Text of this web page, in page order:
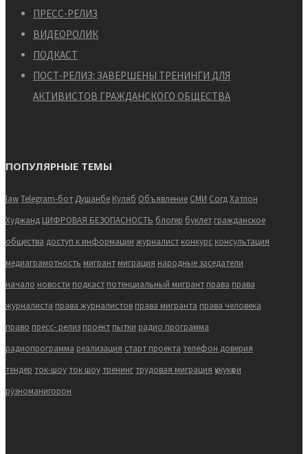
ПРЕСС-РЕЛИЗ
ВИДЕОРОЛИК
ПОДКАСТ
ПОСТ-РЕЛИЗ: ЗАВЕРШЕНЫ ТРЕНИНГИ ДЛЯ
АКТИВИСТОВ ГРАЖДАНСКОГО ОБЩЕСТВА
ПОПУЛЯРНЫЕ ТЕМЫ
lawTelegram-бот Душанбе Куляб Объявление СМИ СогдХатлон
Худжанд ЦИФРОВАЯ БЕЗОПАСНОСТЬ блогер буклет гражданское
общества доступ к информации журналист конкурс консультация
медиаграмотность мигрант миграция народные заседатели
начало новости подкаст потенциальный мигрант права права
журналиста права журналистов права мигранта права человека
право пресс- релиз проект пытки радио программа
радиопрограмма реализация старт проекта телефон доверия
тендер ток-шоуток шоутренингтрудовая миграция ҳукукҳои
рӯзноманигорон